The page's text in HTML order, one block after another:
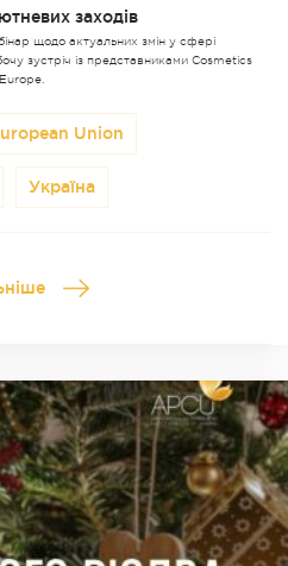
заходів
щодо актуальних змін у сфері
зустріч із представниками Cosmetics
Europe.
Union
Україна